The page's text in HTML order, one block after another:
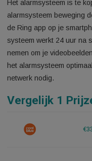
Aan verlanglijstje
Het alarmsysteem is
alarmsysteem
de Ring app op je
systeem werkt 24 uur
nemen om je
het alarmsysteem
Vergelijk 1